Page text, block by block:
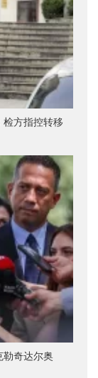
检方指控转移
勒奇达尔奥